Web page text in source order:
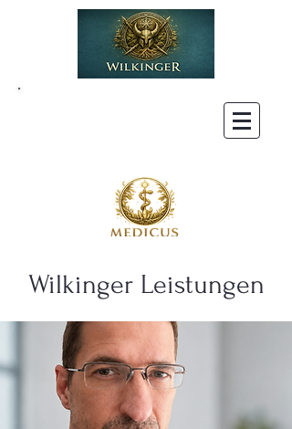
Wilkinger Leistungen